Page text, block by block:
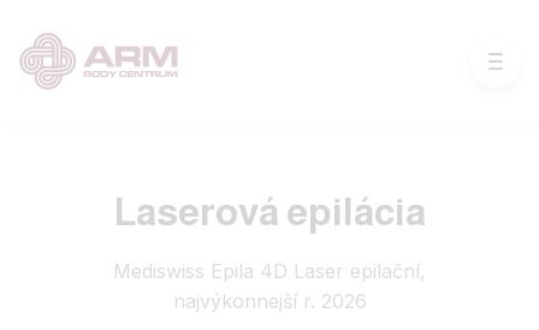
Laserová epilácia
Mediswiss Epila 4D Laser epilační,
najvýkonnejší r. 2026